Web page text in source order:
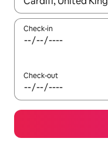
Check-in
Check-out